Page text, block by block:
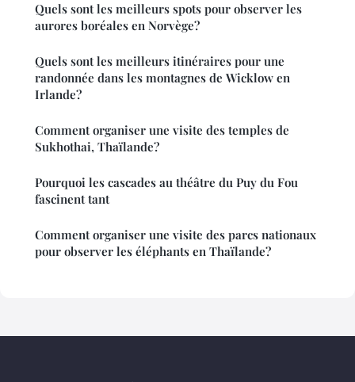
Quels sont les meilleurs spots pour observer les
aurores boréales en Norvège?
Quels sont les meilleurs itinéraires pour une
randonnée dans les montagnes de Wicklow en
Irlande?
Comment organiser une visite des temples de
Sukhothai, Thaïlande?
Pourquoi les cascades au théâtre du Puy du Fou
fascinent tant
Comment organiser une visite des parcs nationaux
pour observer les éléphants en Thaïlande?